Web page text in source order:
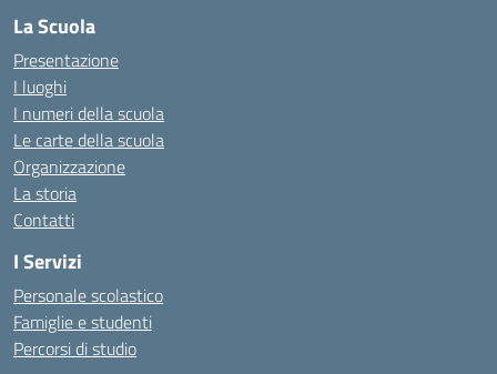
La Scuola
Presentazione
I luoghi
I numeri della scuola
Le carte della scuola
Organizzazione
La storia
Contatti
I Servizi
Personale scolastico
Famiglie e studenti
Percorsi di studio